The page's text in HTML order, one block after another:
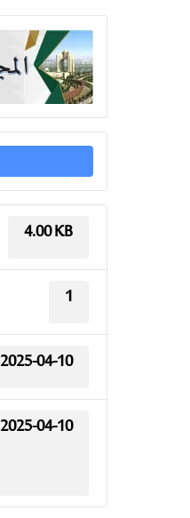
4.00 KB
1
2025-04-10
2025-04-10